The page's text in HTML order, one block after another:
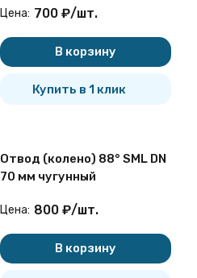
Цена: 700 ₽/шт.
В корзину
Купить в 1 клик
Отвод (колено) 88° SML DN
70 мм чугунный
Цена: 800 ₽/шт.
В корзину